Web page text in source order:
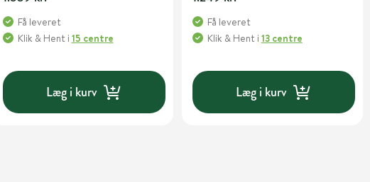
Få leveret
Klik & Hent i 15 centre
Læg i kurv
Få leveret
Klik & Hent i 13 centre
Læg i kurv